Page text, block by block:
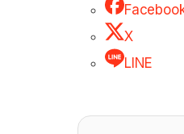
X
LINE